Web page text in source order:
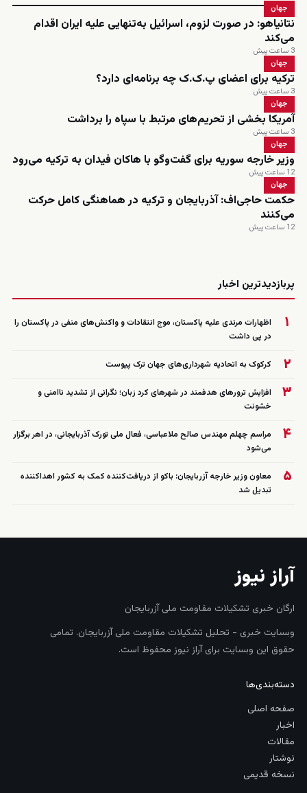
جهان
نتانیاهو: در صورت لزوم، اسرائیل به‌تنهایی علیه ایران اقدام
می‌کند
3 ساعت پیش
جهان
ترکیه برای اعضای پ.ک.ک چه برنامه‌ای دارد؟
3 ساعت پیش
جهان
آمریکا بخشی از تحریم‌های مرتبط با سپاه را برداشت
3 ساعت پیش
جهان
وزیر خارجه سوریه برای گفت‌وگو با هاکان فیدان به ترکیه می‌رود
12 ساعت پیش
جهان
حکمت حاجی‌اف: آذربایجان و ترکیه در هماهنگی کامل حرکت
می‌کنند
12 ساعت پیش
پربازدیدترین اخبار
۱
اظهارات مرندی علیه پاکستان، موج انتقادات و واکنش‌های منفی در پاکستان را
در پی داشت
۲ کرکوک به اتحادیه شهرداری‌های جهان ترک پیوست
۳
افزایش ترورهای هدفمند در شهرهای کرد زبان؛ نگرانی از تشدید ناامنی و
خشونت
۴
مراسم چهلم مهندس صالح ملاعباسی، فعال ملی تورک آذربایجانی، در اهر برگزار
می‌شود
۵
معاون وزیر خارجه آزربایجان: باکو از دریافت‌کننده کمک به کشور اهداکننده
تبدیل شد
آراز نیوز
ارگان خبری تشکیلات مقاومت ملی آزربایجان
وبسایت خبری - تحلیل تشکیلات مقاومت ملی آزربایجان. تمامی
حقوق این وبسایت برای آراز نیوز محفوظ است.
دسته‌بندی‌ها
صفحه اصلی
اخبار
مقالات
نوشتار
نسخه قدیمی